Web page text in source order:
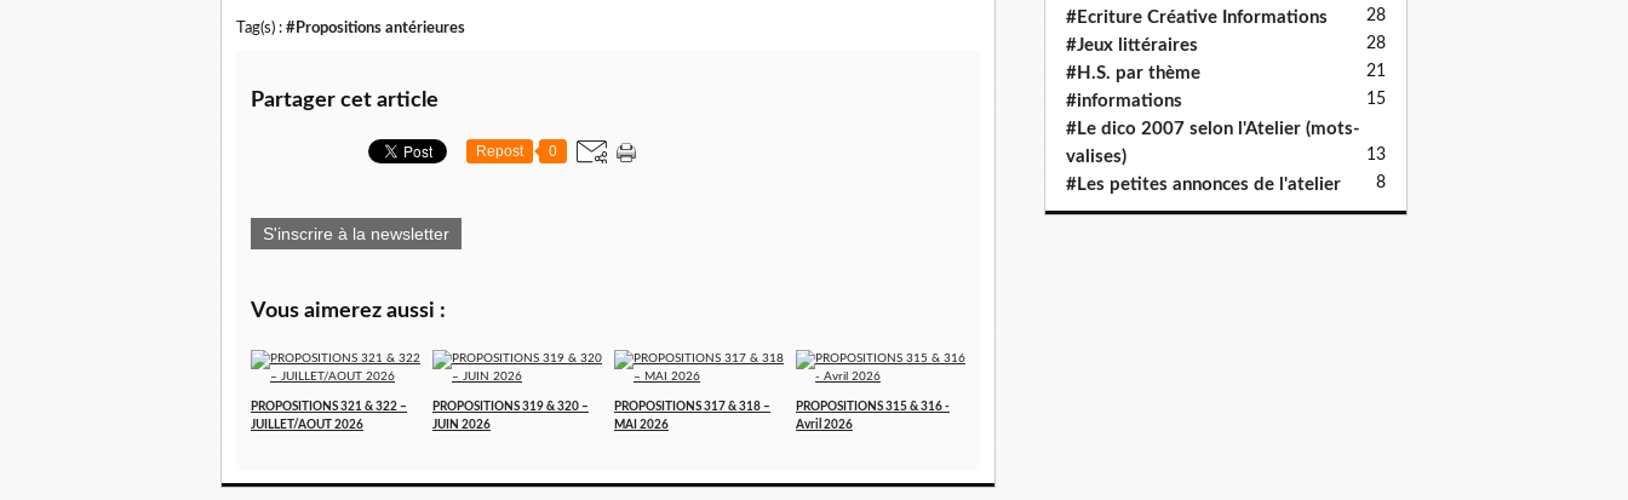
Tag(s) : #Propositions antérieures
Partager cet article
Repost 0
S'inscrire à la newsletter
Vous aimerez aussi :
PROPOSITIONS 321 & 322 –
JUILLET/AOUT 2026
PROPOSITIONS 319 & 320 –
JUIN 2026
PROPOSITIONS 317 & 318 –
MAI 2026
PROPOSITIONS 315 & 316 -
Avril 2026
#Ecriture Créative Informations 28
#Jeux littéraires 28
#H.S. par thème 21
#informations 15
#Le dico 2007 selon l'Atelier (mots-
valises)
13
#Les petites annonces de l'atelier 8